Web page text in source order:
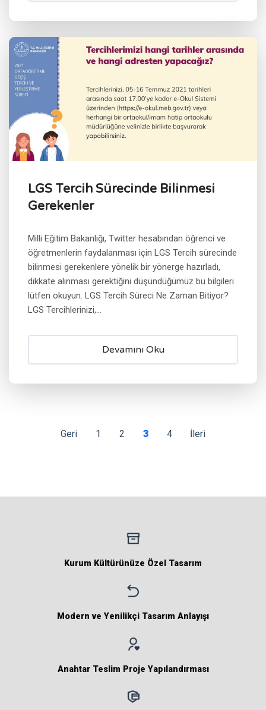
LGS Tercih Sürecinde Bilinmesi
Gerekenler
Milli Eğitim Bakanlığı, Twitter hesabından öğrenci ve
öğretmenlerin faydalanması için LGS Tercih sürecinde
bilinmesi gerekenlere yönelik bir yönerge hazırladı,
dikkate alınması gerektiğini düşündüğümüz bu bilgileri
lütfen okuyun. LGS Tercih Süreci Ne Zaman Bitiyor?
LGS Tercihlerinizi,...
Devamını Oku
Geri 1 2 3 4 İleri
Kurum Kültürünüze Özel Tasarım
Modern ve Yenilikçi Tasarım Anlayışı
Anahtar Teslim Proje Yapılandırması